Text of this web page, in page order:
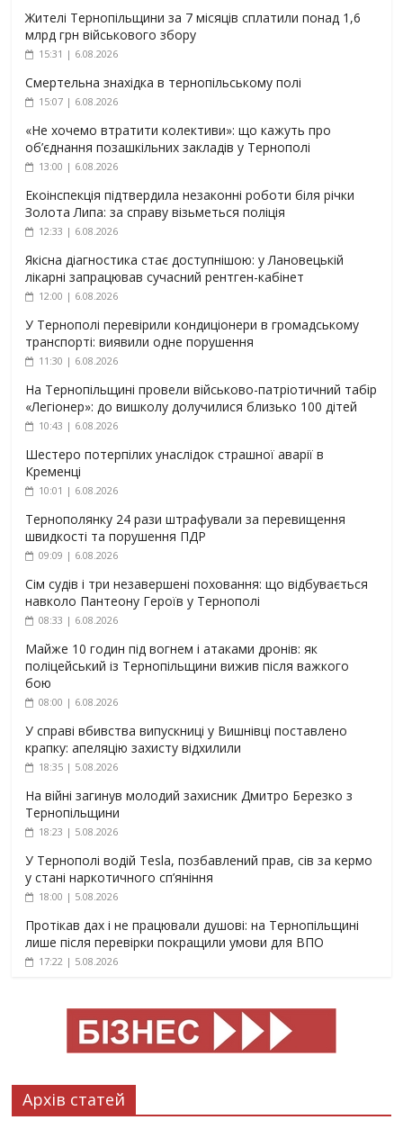
Жителі Тернопільщини за 7 місяців сплатили понад 1,6
млрд грн військового збору
15:31 | 6.08.2026
Смертельна знахідка в тернопільському полі
15:07 | 6.08.2026
«Не хочемо втратити колективи»: що кажуть про
об’єднання позашкільних закладів у Тернополі
13:00 | 6.08.2026
Екоінспекція підтвердила незаконні роботи біля річки
Золота Липа: за справу візьметься поліція
12:33 | 6.08.2026
Якісна діагностика стає доступнішою: у Лановецькій
лікарні запрацював сучасний рентген-кабінет
12:00 | 6.08.2026
У Тернополі перевірили кондиціонери в громадському
транспорті: виявили одне порушення
11:30 | 6.08.2026
На Тернопільщині провели військово-патріотичний табір
«Легіонер»: до вишколу долучилися близько 100 дітей
10:43 | 6.08.2026
Шестеро потерпілих унаслідок страшної аварії в
Кременці
10:01 | 6.08.2026
Тернополянку 24 рази штрафували за перевищення
швидкості та порушення ПДР
09:09 | 6.08.2026
Сім судів і три незавершені поховання: що відбувається
навколо Пантеону Героїв у Тернополі
08:33 | 6.08.2026
Майже 10 годин під вогнем і атаками дронів: як
поліцейський із Тернопільщини вижив після важкого
бою
08:00 | 6.08.2026
У справі вбивства випускниці у Вишнівці поставлено
крапку: апеляцію захисту відхилили
18:35 | 5.08.2026
На війні загинув молодий захисник Дмитро Березко з
Тернопільщини
18:23 | 5.08.2026
У Тернополі водій Tesla, позбавлений прав, сів за кермо
у стані наркотичного сп’яніння
18:00 | 5.08.2026
Протікав дах і не працювали душові: на Тернопільщині
лише після перевірки покращили умови для ВПО
17:22 | 5.08.2026
Архів статей